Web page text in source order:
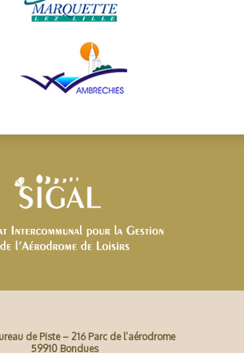
de Piste – 216 Parc de l’aérodrome
59910 Bondues